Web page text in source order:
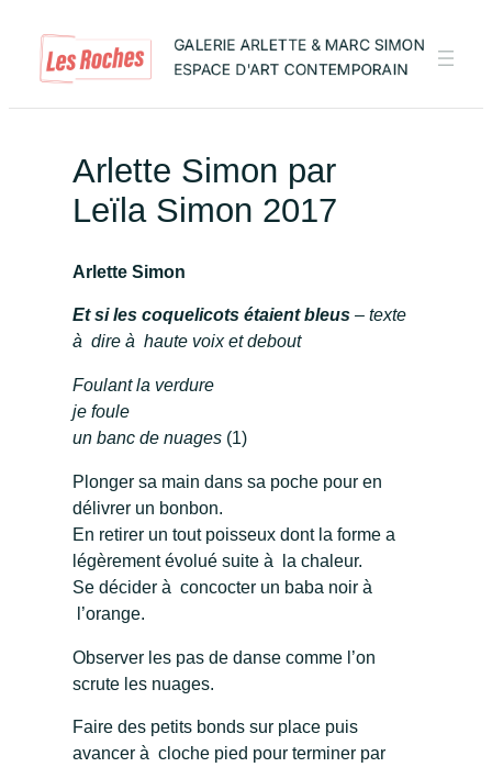
Arlette Simon par
Leïla Simon 2017
Arlette Simon
Et si les coquelicots étaient bleus– texte
à dire à haute voix et debout
Foulant la verdure
je foule
un banc de nuages (1)
Plonger sa main dans sa poche pour en
délivrer un bonbon.
En retirer un tout poisseux dont la forme a
légèrement évolué suite à la chaleur.
Se décider à concocter un baba noir à
l’orange.
Observer les pas de danse comme l’on
scrute les nuages.
Faire des petits bonds sur place puis
avancer à cloche pied pour terminer par